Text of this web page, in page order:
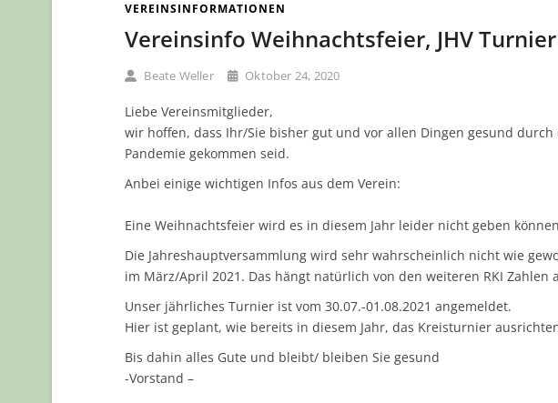
VEREINSINFORMATIONEN
Vereinsinfo Weihnachtsfeier, JHV Turnier
Beate Weller Oktober 24, 2020
Liebe Vereinsmitglieder,
wir hoffen, dass Ihr/Sie bisher gut und vor allen Dingen gesund
Pandemie gekommen seid.
Anbei einige wichtigen Infos aus dem Verein:
Eine Weihnachtsfeier wird es in diesem Jahr leider nicht geben
Die Jahreshauptversammlung wird sehr wahrscheinlich nicht wie
im März/April 2021. Das hängt natürlich von den weiteren RKI Zahlen
Unser jährliches Turnier ist vom 30.07.-01.08.2021 angemeldet.
Hier ist geplant, wie bereits in diesem Jahr, das Kreisturnier
Bis dahin alles Gute und bleibt/ bleiben Sie gesund
-Vorstand –